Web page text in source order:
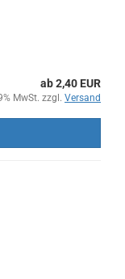
ab 2,40 EUR
MwSt. zzgl. Versand